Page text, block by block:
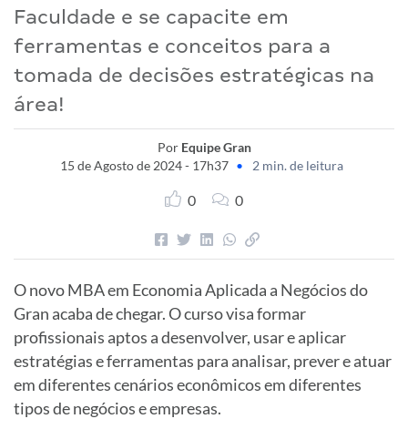
Faculdade e se capacite em
ferramentas e conceitos para a
tomada de decisões estratégicas na
área!
Por Equipe Gran
15 de Agosto de 2024 - 17h37 • 2 min. de leitura
0 0
O novo MBA em Economia Aplicada a Negócios do
Gran acaba de chegar. O curso visa formar
profissionais aptos a desenvolver, usar e aplicar
estratégias e ferramentas para analisar, prever e atuar
em diferentes cenários econômicos em diferentes
tipos de negócios e empresas.